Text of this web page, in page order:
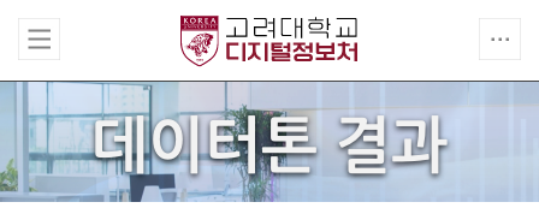
데이터톤 결과